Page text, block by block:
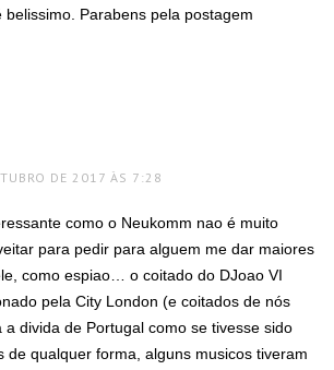
belissimo. Parabens pela postagem
DE 2017 ÀS 7:28
como o Neukomm nao é muito
para pedir para alguem me dar maiores
como espiao… o coitado do DJoao VI
pela City London (e coitados de nós
divida de Portugal como se tivesse sido
de qualquer forma, alguns musicos tiveram